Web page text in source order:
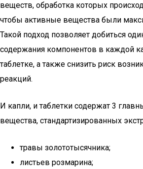
веществ, обработка которых
чтобы активные вещества были
Такой подход позволяет добиться
содержания компонентов в каждой
таблетке, а также снизить риск
реакций.
И капли, и таблетки содержат 3
вещества, стандартизированных
травы золототысячника;
листьев розмарина;